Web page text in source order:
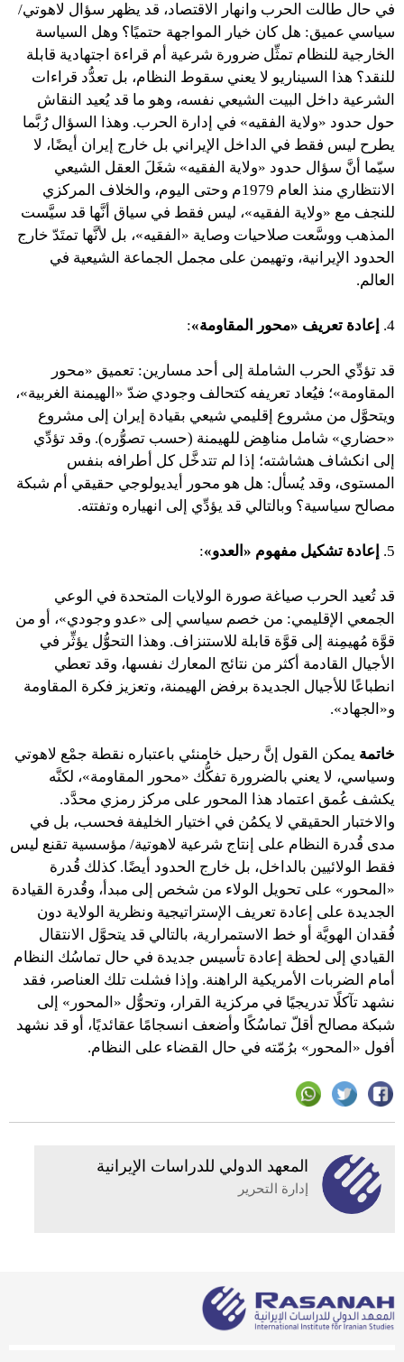
في حال طالت الحرب وانهار الاقتصاد، قد يظهر سؤال لاهوتي/
سياسي عميق: هل كان خيار المواجهة حتميًا؟ وهل السياسة
الخارجية للنظام تمثِّل ضرورة شرعية أم قراءة اجتهادية قابلة
للنقد؟ هذا السيناريو لا يعني سقوط النظام، بل تعدُّد قراءات
الشرعية داخل البيت الشيعي نفسه، وهو ما قد يُعيد النقاش
حول حدود «ولاية الفقيه» في إدارة الحرب. وهذا السؤال رُبَّما
يطرح ليس فقط في الداخل الإيراني بل خارج إيران أيضًا، لا
سيّما أنَّ سؤال حدود «ولاية الفقيه» شغَلَ العقل الشيعي
الانتظاري منذ العام 1979م وحتى اليوم، والخلاف المركزي
للنجف مع «ولاية الفقيه»، ليس فقط في سياق أنَّها قد سيَّست
المذهب ووسَّعت صلاحيات وصاية «الفقيه»، بل لأنَّها تمتَدّ خارج
الحدود الإيرانية، وتهيمن على مجمل الجماعة الشيعية في
العالم.
4. إعادة تعريف «محور المقاومة»:
قد تؤدِّي الحرب الشاملة إلى أحد مسارين: تعميق «محور
المقاومة»؛ فيُعاد تعريفه كتحالف وجودي ضدّ «الهيمنة الغربية»،
ويتحوَّل من مشروع إقليمي شيعي بقيادة إيران إلى مشروع
«حضاري» شامل مناهِض للهيمنة (حسب تصوُّره). وقد تؤدِّي
إلى انكشاف هشاشته؛ إذا لم تتدخَّل كل أطرافه بنفس
المستوى، وقد يُسأل: هل هو محور أيديولوجي حقيقي أم شبكة
مصالح سياسية؟ وبالتالي قد يؤدِّي إلى انهياره وتفتته.
5. إعادة تشكيل مفهوم «العدو»:
قد تُعيد الحرب صياغة صورة الولايات المتحدة في الوعي
الجمعي الإقليمي: من خصم سياسي إلى «عدو وجودي»، أو من
قوَّة مُهيمِنة إلى قوَّة قابلة للاستنزاف. وهذا التحوُّل يؤثِّر في
الأجيال القادمة أكثر من نتائج المعارك نفسها، وقد تعطي
انطباعًا للأجيال الجديدة برفض الهيمنة، وتعزيز فكرة المقاومة
و«الجهاد».
خاتمة يمكن القول إنَّ رحيل خامنئي باعتباره نقطة جمْع لاهوتي
وسياسي، لا يعني بالضرورة تفكُّك «محور المقاومة»، لكنَّه
يكشف عُمق اعتماد هذا المحور على مركز رمزي محدَّد.
والاختبار الحقيقي لا يكمُن في اختيار الخليفة فحسب، بل في
مدى قُدرة النظام على إنتاج شرعية لاهوتية/ مؤسسية تقنع ليس
فقط الولائيين بالداخل، بل خارج الحدود أيضًا. كذلك قُدرة
«المحور» على تحويل الولاء من شخص إلى مبدأ، وقُدرة القيادة
الجديدة على إعادة تعريف الإستراتيجية ونظرية الولاية دون
فُقدان الهويَّة أو خط الاستمرارية، بالتالي قد يتحوَّل الانتقال
القيادي إلى لحظة إعادة تأسيس جديدة في حال تماسُك النظام
أمام الضربات الأمريكية الراهنة. وإذا فشلت تلك العناصر، فقد
نشهد تآكلًا تدريجيًا في مركزية القرار، وتحوُّل «المحور» إلى
شبكة مصالح أقلّ تماسُكًا وأضعف انسجامًا عقائديًا، أو قد نشهد
أفول «المحور» برُمّته في حال القضاء على النظام.
المعهد الدولي للدراسات الإيرانية
إدارة التحرير